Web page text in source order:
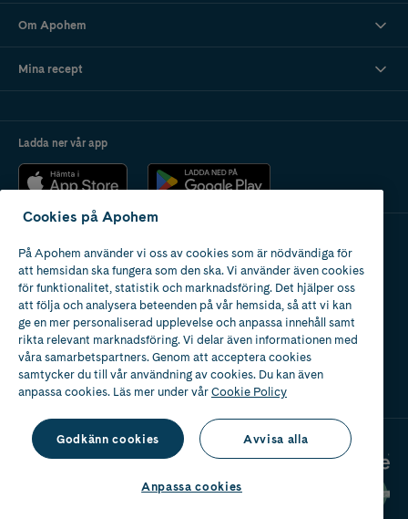
Om Apohem
Mina recept
Ladda ner vår app
Apotek med tillstånd
av Läkemedelsverket
Cookies på Apohem
På Apohem använder vi oss av cookies som är nödvändiga för
att hemsidan ska fungera som den ska. Vi använder även cookies
för funktionalitet, statistik och marknadsföring. Det hjälper oss
att följa och analysera beteenden på vår hemsida, så att vi kan
ge en mer personaliserad upplevelse och anpassa innehåll samt
rikta relevant marknadsföring. Vi delar även informationen med
våra samarbetspartners. Genom att acceptera cookies
samtycker du till vår användning av cookies. Du kan även
anpassa cookies. Läs mer under vårCookie Policy
Godkänn cookies Avvisa alla
Anpassa cookies